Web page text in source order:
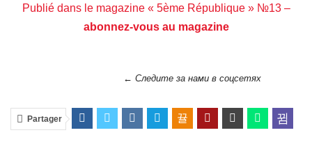
Publié dans le magazine « 5ème République » №13 –
abonnez-vous au magazine
← Следите за нами в соцсетях
Partager